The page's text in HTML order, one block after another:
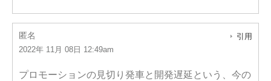
匿名
2022年 11月 08日 12:49am
引用
プロモーションの見切り発車と開発遅延という、今の